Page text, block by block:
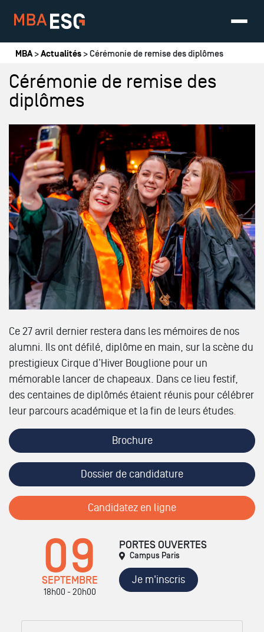
Vous êtes ici
MBA>Actualités > Cérémonie de remise des diplômes
Cérémonie de remise des
diplômes
Ce 27 avril dernier restera dans les mémoires de nos
alumni. Ils ont défilé, diplôme en main, sur la scène du
prestigieux Cirque d’Hiver Bouglione pour un
mémorable lancer de chapeaux. Dans ce lieu festif,
des centaines de diplômés étaient réunis pour célébrer
leur parcours académique et la fin de leurs études
Brochure
Dossier de candidature
Candidatez en ligne
09
SEPTEMBRE
18h00 - 20h00
PORTES OUVERTES
Campus Paris
Je m'inscris